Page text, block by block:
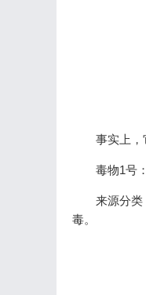
事实上，
毒物1号
来源分类
毒。